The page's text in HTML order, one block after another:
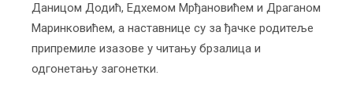
Даницом Додић, Едхемом Мрђановићем и Драганом
Маринковићем, а наставнице су за ђачке родитеље
припремиле изазове у читању брзалица и
одгонетању загонетки.